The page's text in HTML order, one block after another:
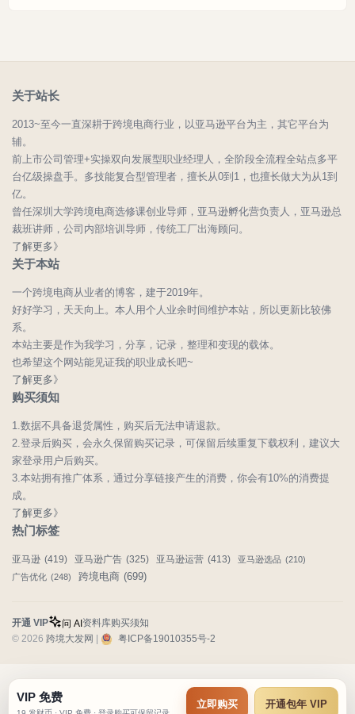
关于站长
2013~至今一直深耕于跨境电商行业，以亚马逊平台为主，其它平台为
辅。
前上市公司管理+实操双向发展型职业经理人，全阶段全流程全站点多平
台亿级操盘手。多技能复合型管理者，擅长从0到1，也擅长做大为从1到
亿。
曾任深圳大学跨境电商选修课创业导师，亚马逊孵化营负责人，亚马逊总
裁班讲师，公司内部培训导师，传统工厂出海顾问。
了解更多》
关于本站
一个跨境电商从业者的博客，建于2019年。
好好学习，天天向上。本人用个人业余时间维护本站，所以更新比较佛
系。
本站主要是作为我学习，分享，记录，整理和变现的载体。
也希望这个网站能见证我的职业成长吧~
了解更多》
购买须知
1.数据不具备退货属性，购买后无法申请退款。
2.登录后购买，会永久保留购买记录，可保留后续重复下载权利，建议大
家登录用户后购买。
3.本站拥有推广体系，通过分享链接产生的消费，你会有10%的消费提
成。
了解更多》
热门标签
亚马逊 (419) 亚马逊广告 (325) 亚马逊运营 (413) 亚马逊选品 (210)
广告优化 (248) 跨境电商 (699)
开通 VIP 问 AI 资料库购买须知
© 2026 跨境大发网 粤ICP备19010355号-2
VIP 免费
立即购买 开通包年 VIP